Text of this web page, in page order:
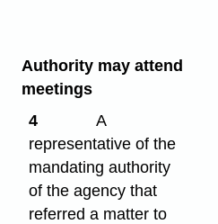
Authority may attend
meetings
4
A
representative of the
mandating authority
of the agency that
referred a matter to